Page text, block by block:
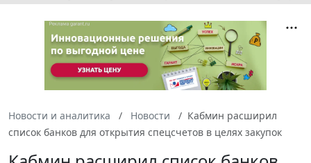
Новости и аналитика Новости
Кабмин расширил
список банков для открытия спецсчетов в целях закупок